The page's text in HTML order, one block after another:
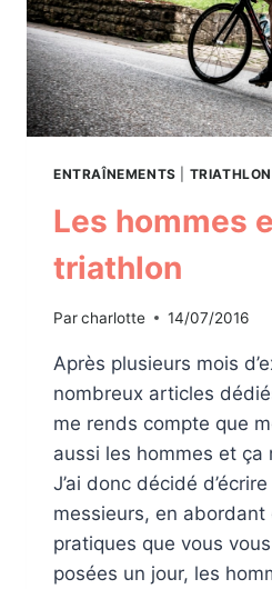
ENTRAÎNEMENTS TRIATHLON
Les hommes
triathlon
Parcharlotte 14/07/2016
Après plusieurs mois
nombreux articles
me rends compte que
aussi les hommes et
J’ai donc décidé
messieurs, en abordant
pratiques que vous
posées un jour, les